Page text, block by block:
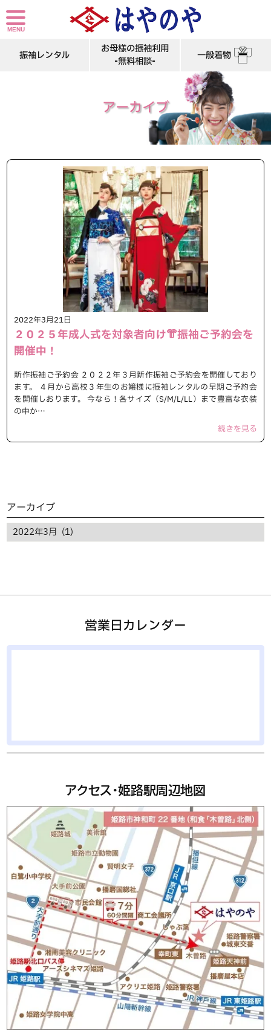
振袖レンタル
お母様の振袖利用
-無料相談-
一般着物
アーカイブ
アーカイブ
2022年3月21日
２０２５年成人式を対象者向け👘振袖ご予約会を
開催中！
新作振袖ご予約会 ２０２２年３月新作振袖ご予約会を開催しており
ます。 ４月から高校３年生のお嬢様に振袖レンタルの早期ご予約会
を開催しおります。 今なら！各サイズ（S/M/L/LL）まで豊富な衣装
の中か…
続きを見る
営業日カレンダー
アクセス・姫路駅周辺地図